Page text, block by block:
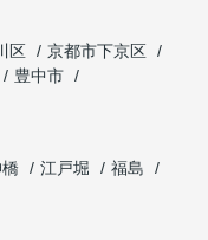
区
京都市下京区
豊中市
江戸堀
福島